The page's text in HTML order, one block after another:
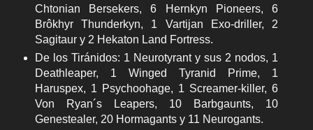
Chtonian Bersekers, 6 Hernkyn Pioneers, 6
Brôkhyr Thunderkyn, 1 Vartijan Exo-driller, 2
Sagitaur y 2 Hekaton Land Fortress.
De los Tiránidos: 1 Neurotyrant y sus 2 nodos, 1
Deathleaper, 1 Winged Tyranid Prime, 1
Haruspex, 1 Psychoohage, 1 Screamer-killer, 6
Von Ryan´s Leapers, 10 Barbgaunts, 10
Genestealer, 20 Hormagants y 11 Neurogants.